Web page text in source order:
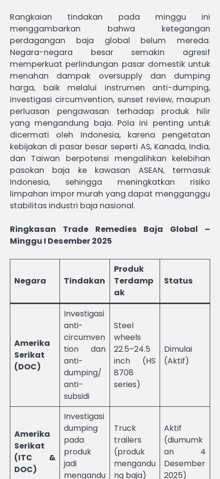
Rangkaian tindakan pada minggu ini
menggambarkan bahwa ketegangan
perdagangan baja global belum mereda.
Negara-negara besar semakin agresif
memperkuat perlindungan pasar domestik untuk
menahan dampak oversupply dan dumping
harga, baik melalui instrumen anti-dumping,
investigasi circumvention, sunset review, maupun
perluasan pengawasan terhadap produk hilir
yang mengandung baja. Pola ini penting untuk
dicermati oleh Indonesia, karena pengetatan
kebijakan di pasar besar seperti AS, Kanada, India,
dan Taiwan berpotensi mengalihkan kelebihan
pasokan baja ke kawasan ASEAN, termasuk
Indonesia, sehingga meningkatkan risiko
limpahan impor murah yang dapat mengganggu
stabilitas industri baja nasional.
Ringkasan Trade Remedies Baja Global –
Minggu I Desember 2025
Negara Tindakan
Produk
Terdamp
ak
Status
Amerika
Serikat
(DOC)
Investigasi
anti-
circumven
tion dan
anti-
dumping/
anti-
subsidi
Steel
wheels
22.5–24.5
inch (HS
8708
series)
Dimulai
(Aktif)
Amerika
Serikat
(ITC &
DOC)
Investigasi
dumping
pada
produk
jadi
mengandu
Truck
trailers
(produk
mengandu
ng baja)
Aktif
(diumumk
an 4
Desember
2025)